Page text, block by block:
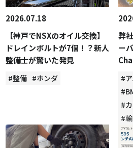
2026.07.18
【神戸でNSXのオイル交換】
ドレインボルトが7個！？新人
整備士が驚いた発見
#整備 #ホンダ
弊
ー
#
#
#